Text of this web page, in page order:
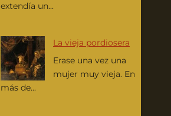
extendía un...
La vieja pordiosera
Erase una vez una
mujer muy vieja. En
más de...